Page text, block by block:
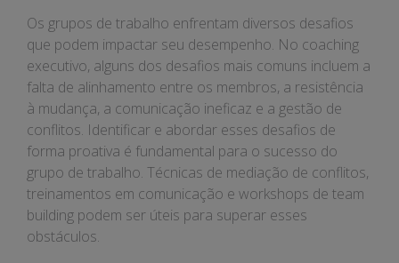
Os grupos de trabalho enfrentam diversos desafios
que podem impactar seu desempenho. No coaching
executivo, alguns dos desafios mais comuns incluem a
falta de alinhamento entre os membros, a resistência
à mudança, a comunicação ineficaz e a gestão de
conflitos. Identificar e abordar esses desafios de
forma proativa é fundamental para o sucesso do
grupo de trabalho. Técnicas de mediação de conflitos,
treinamentos em comunicação e workshops de team
building podem ser úteis para superar esses
obstáculos.